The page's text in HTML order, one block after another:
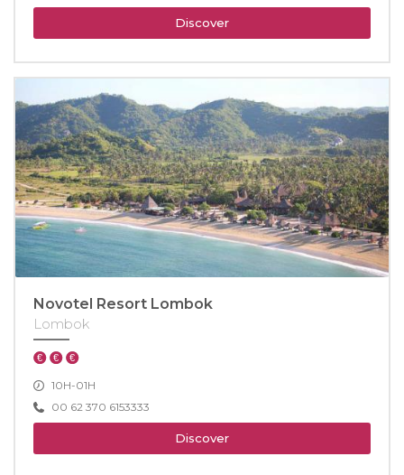
Discover
Novotel Resort Lombok
Lombok
10H-01H
00 62 370 6153333
Discover